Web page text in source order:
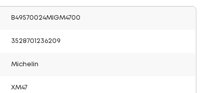
B49570024MIGM4700
3528701236209
Michelin
XM47